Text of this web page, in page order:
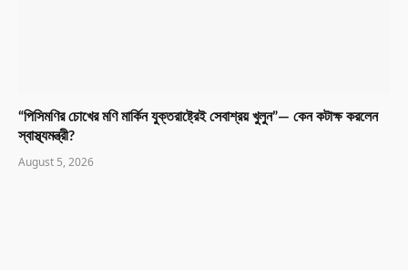
“পিসিমণির চোখের মণি মার্কিন যুক্তরাষ্ট্রেই সেবাশ্রয় খুলুন”— কেন কটাক্ষ করলেন
স্বাস্থ্যমন্ত্রী?
August 5, 2026